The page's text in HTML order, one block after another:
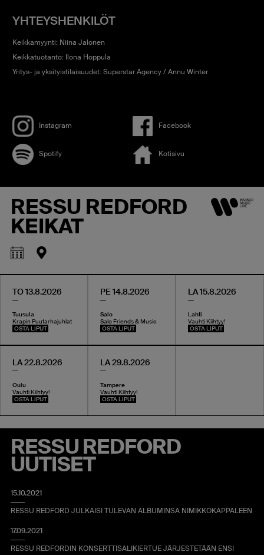
YHTEYSHENKILÖT
Keikkamyynti: Niina Jalonen
Keikkatuotanto: Ilona Hoppula
Yritys- ja yksityistilaisuudet: Superstar Agency / Annu Winter
Instagram Facebook
Spotify Kotisivu
RESSU REDFORD
KEIKAT
TO 13.8.2026
Tuusula
Krapin Puutarhajuhlat
OSTA LIPUT
PE 14.8.2026
Salo
Salo Friends & Music
OSTA LIPUT
LA 15.8.2026
Lahti
Vauhti Kiihtyy!
OSTA LIPUT
LA 22.8.2026
Oulu
Vauhti Kiihtyy!
OSTA LIPUT
LA 29.8.2026
Tampere
Vauhti Kiihtyy!
OSTA LIPUT
RESSU REDFORD
UUTISET
15.10.2021
RESSU REDFORD JULKAISI TULEVAN ALBUMINSA NIMIKKOKAPPALEEN
17.09.2021
RESSU REDFORDIN KONSERTTISALIKIERTUE JÄRJESTETÄÄN ENSI